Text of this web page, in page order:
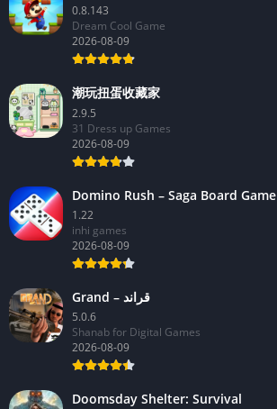
0.8.143
Dream Cool Game
2026-08-09
潮玩扭蛋收藏家
2.9.5
31 Dress up Games
2026-08-09
Domino Rush – Saga Board Game
1.22
inhi games
2026-08-09
Grand – قراند
5.0.6
Shanab for Digital Games
2026-08-09
Doomsday Shelter: Survival